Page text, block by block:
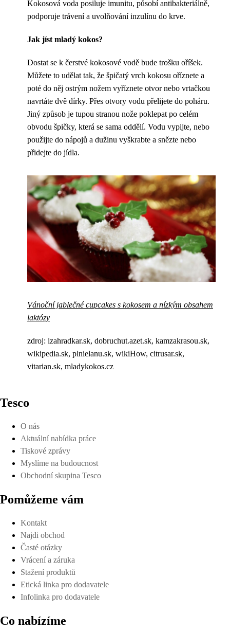
Kokosová voda posiluje imunitu, působí antibakteriálně,
podporuje trávení a uvolňování inzulínu do krve.
Jak jíst mladý kokos?
Dostat se k čerstvé kokosové vodě bude trošku oříšek.
Můžete to udělat tak, že špičatý vrch kokosu oříznete a
poté do něj ostrým nožem vyříznete otvor nebo vrtačkou
navrtáte dvě dírky. Přes otvory vodu přelijete do poháru.
Jiný způsob je tupou stranou nože poklepat po celém
obvodu špičky, která se sama oddělí. Vodu vypijte, nebo
použijte do nápojů a dužinu vyškrabte a snězte nebo
přidejte do jídla.
Vánoční jablečné cupcakes s kokosem a nízkým obsahem
laktózy
zdroj: izahradkar.sk, dobruchut.azet.sk, kamzakrasou.sk,
wikipedia.sk, plnielanu.sk, wikiHow, citrusar.sk,
vitarian.sk, mladykokos.cz
Tesco
O nás
Aktuální nabídka práce
Tiskové zprávy
Myslíme na budoucnost
Obchodní skupina Tesco
Pomůžeme vám
Kontakt
Najdi obchod
Časté otázky
Vrácení a záruka
Stažení produktů
Etická linka pro dodavatele
Infolinka pro dodavatele
Co nabízíme